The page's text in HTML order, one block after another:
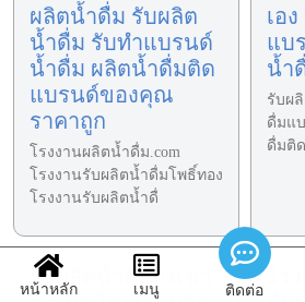
ผลิตน้ำดื่ม รับผลิต
น้ำดื่ม รับทำแบรนด์
น้ำดื่ม ผลิตน้ำดื่มติด
แบรนด์ของคุณ
ราคาถูก
โรงงานผลิตน้ำดื่ม.com
โรงงานรับผลิตน้ำดื่มโพธิ์ทอง
โรงงานรับผลิตน้ำดื่
เอ
แบ
น้ำ
รับผ
ดื่มแ
ดื่มติ
รับผลิตน้ำดื่มกิ่งเขา
โ
หน้าหลัก เมนู ติดต่อ